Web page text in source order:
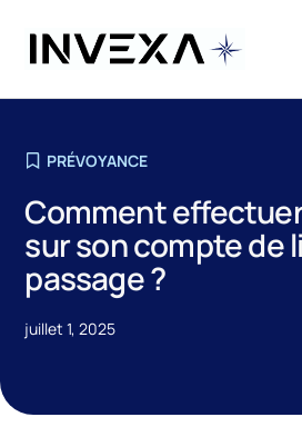
PRÉVOYANCE
Comment
sur son compte de
passage ?
juillet 1, 2025